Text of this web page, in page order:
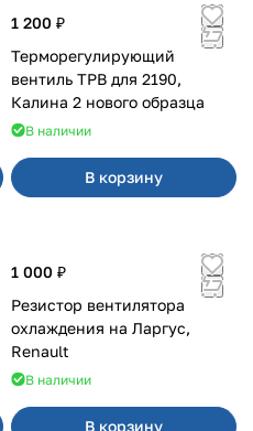
1 200 ₽
Терморегулирующий
вентиль ТРВ для 2190,
Калина 2 нового образца
В наличии
В корзину
1 000 ₽
Резистор вентилятора
охлаждения на Ларгус,
Renault
В наличии
В корзину